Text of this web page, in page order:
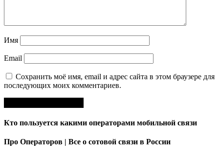
Имя
Email
Сохранить моё имя, email и адрес сайта в этом браузере для
последующих моих комментариев.
Кто пользуется какими операторами мобильной связи
Про Операторов | Все о сотовой связи в России